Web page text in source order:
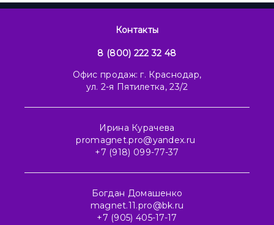
Контакты
8 (800) 222 32 48
Офис продаж: г. Краснодар,
ул. 2-я Пятилетка, 23/2
Ирина Курачева
promagnet.pro@yandex.ru
+7 (918) 099-77-37
Богдан Домашенко
magnet.11.pro@bk.ru
+7 (905) 405-17-17